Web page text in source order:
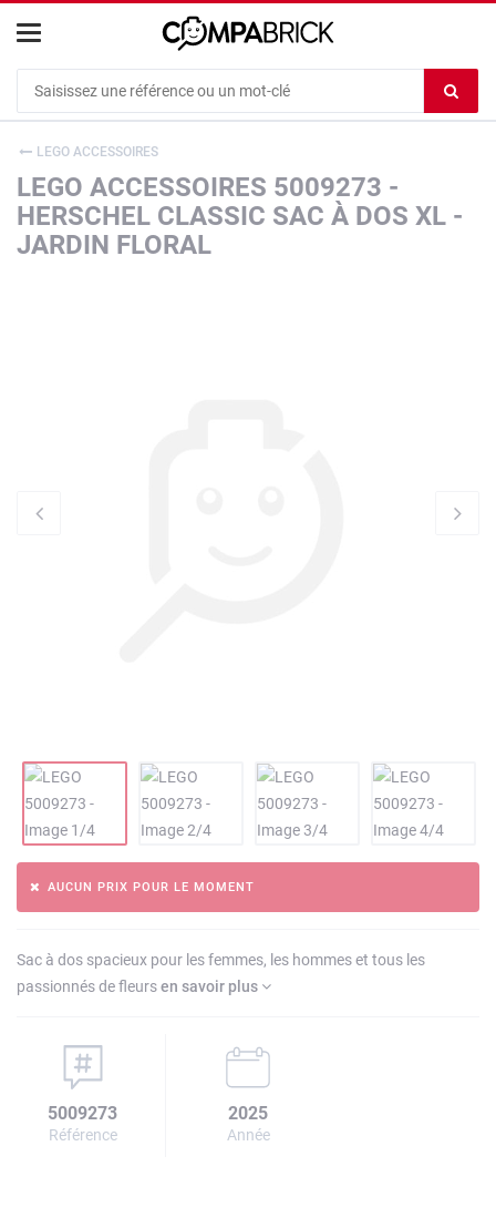
le
LEGO ACCESSOIRES
LEGO ACCESSOIRES 5009273 -
HERSCHEL CLASSIC SAC À DOS XL -
JARDIN FLORAL
AUCUN PRIX POUR LE MOMENT
Sac à dos spacieux pour les femmes, les hommes et tous les
passionnés de fleursen savoir plus
5009273
Référence
2025
Année
Cookies management panel